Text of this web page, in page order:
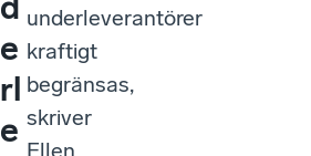
e
rl
e
underleverantörer
kraftigt
begränsas,
skriver
Ellen